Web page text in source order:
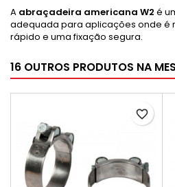
A abraçadeira americana W2 é
adequada para aplicações onde é
rápido e uma fixação segura.
16 OUTROS PRODUTOS NA
favorite_border